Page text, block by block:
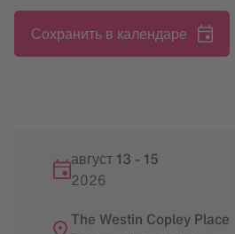
Сохранить в календаре
август 13 - 15
2026
The Westin Copley Place